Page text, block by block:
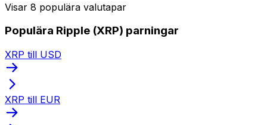
Visar 8 populära valutapar
Populära Ripple (XRP) parningar
XRP till USD
XRP till EUR